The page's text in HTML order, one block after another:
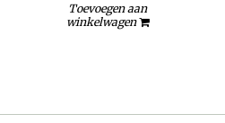
Toevoegen aan
winkelwagen